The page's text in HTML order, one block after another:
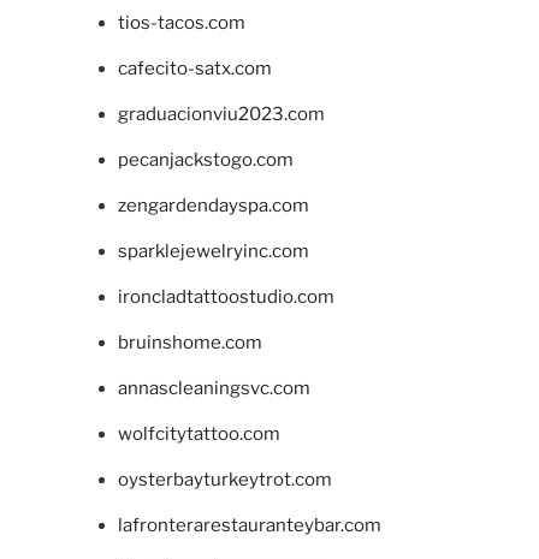
tios-tacos.com
cafecito-satx.com
graduacionviu2023.com
pecanjackstogo.com
zengardendayspa.com
sparklejewelryinc.com
ironcladtattoostudio.com
bruinshome.com
annascleaningsvc.com
wolfcitytattoo.com
oysterbayturkeytrot.com
lafronterarestauranteybar.com